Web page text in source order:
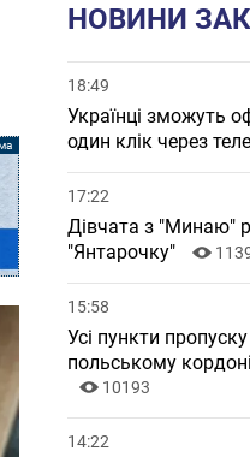
НОВИНИ
18:49
Українці зможуть
один клік через
17:22
Дівчата з "Минаю"
"Янтарочку"
15:58
Усі пункти
польському
10193
14:22